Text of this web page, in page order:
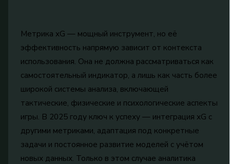
Метрика xG — мощный инструмент, но её
эффективность напрямую зависит от контекста
использования. Она не должна рассматриваться как
самостоятельный индикатор, а лишь как часть более
широкой системы анализа, включающей
тактические, физические и психологические аспекты
игры. В 2025 году ключ к успеху — интеграция xG с
другими метриками, адаптация под конкретные
задачи и постоянное развитие моделей с учётом
новых данных. Только в этом случае аналитика